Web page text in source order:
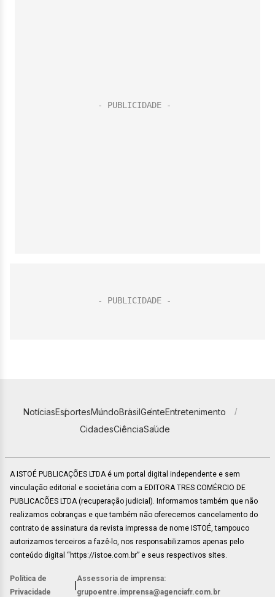
NotíciasEsportesMundoBrasilGenteEntretenimento
CidadesCiênciaSaúde
A ISTOÉ PUBLICAÇÕES LTDA é um portal digital independente e sem
vinculação editorial e societária com a EDITORA TRES COMÉRCIO DE
PUBLICACÕES LTDA (recuperação judicial). Informamos também que não
realizamos cobranças e que também não oferecemos cancelamento do
contrato de assinatura da revista impressa de nome ISTOÉ, tampouco
autorizamos terceiros a fazê-lo, nos responsabilizamos apenas pelo
conteúdo digital “https://istoe.com.br” e seus respectivos sites.
Política de
Privacidade
Assessoria de imprensa:
grupoentre.imprensa@agenciafr.com.br